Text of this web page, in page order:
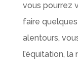
vous pourrez
faire
alentours,
l’équitation, la